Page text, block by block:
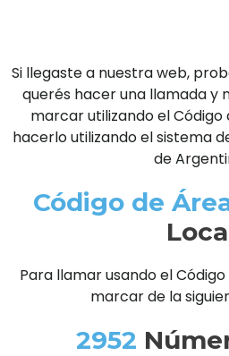
Si llegaste a nuestra web,
querés hacer una llamada y
marcar utilizando el Código
hacerlo utilizando el sistema
de
Código de
Para llamar usando el
marcar de la
2952